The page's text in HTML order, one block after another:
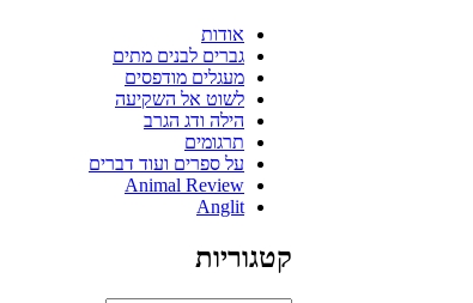
אודות
גברים לבנים מתים
מעגלים מודפסים
לשוט אל השקיעה
הילה ודג הגרב
תרגומים
על ספרים ועוד דברים
Animal Review
Anglit
קטגוריות